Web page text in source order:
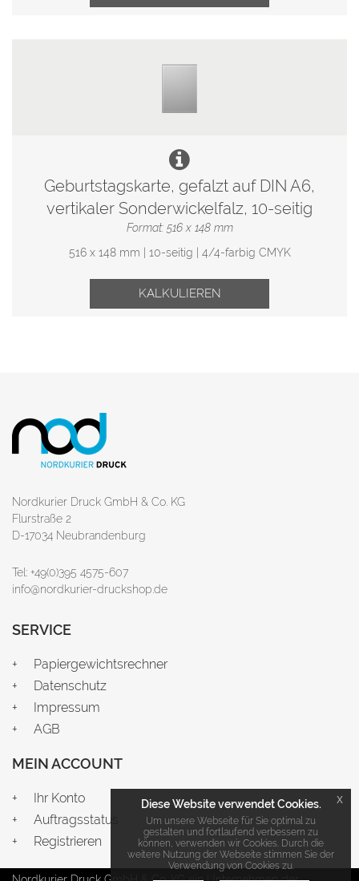
Geburtstagskarte, gefalzt auf DIN A6,
vertikaler Sonderwickelfalz, 10-seitig
Format: 516 x 148 mm
516 x 148 mm | 10-seitig | 4/4-farbig CMYK
KALKULIEREN
Nordkurier Druck GmbH & Co. KG
Flurstraße 2
D-17034 Neubrandenburg
Tel: +49(0)395 4575-607
info@nordkurier-druckshop.de
SERVICE
Papiergewichtsrechner
Datenschutz
Impressum
AGB
MEIN ACCOUNT
Ihr Konto
Auftragsstatus
Registrieren
Diese Website verwendet Cookies.
Um unsere Webseite für Sie optimal zu
gestalten und fortlaufend verbessern zu
können, verwenden wir Cookies. Durch die
weitere Nutzung der Webseite stimmen Sie der
Verwendung von Cookies zu.
x